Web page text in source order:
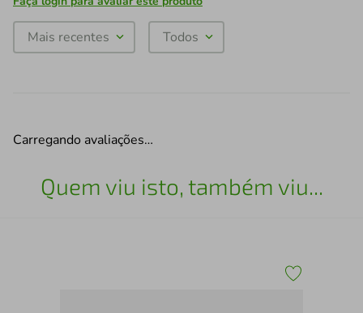
Mais recentes Todos
Carregando avaliações…
Quem viu isto, também viu...